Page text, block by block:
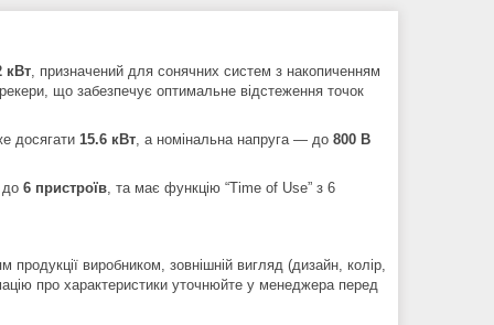
кВт , призначений для сонячних систем з накопиченням
що забезпечує оптимальне відстеження точок
досягати 15.6 кВт , а номінальна напруга — до 800 В
до 6 пристроїв , та має функцію “Time of Use” з 6
виробником, зовнішній вигляд (дизайн, колір,
про характеристики уточнюйте у менеджера перед